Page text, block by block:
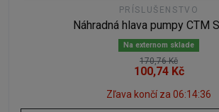
PRÍSLUŠENSTVO
Náhradná hlava pumpy CTM
Na externom sklade
170,76 Kč
100,74 Kč
Zľava končí za 06:14:35